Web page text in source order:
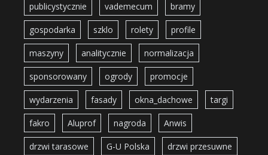
publicystycznie vademecum bramy
gospodarka szklo rolety profile
maszyny analitycznie normalizacja
sponsorowany ogrody promocje
wydarzenia fasady okna_dachowe targi
fakro Aluprof nagroda Anwis
drzwi tarasowe G-U Polska drzwi przesuwne